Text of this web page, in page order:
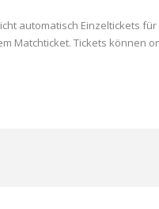
automatisch Einzeltickets für
Matchticket. Tickets können